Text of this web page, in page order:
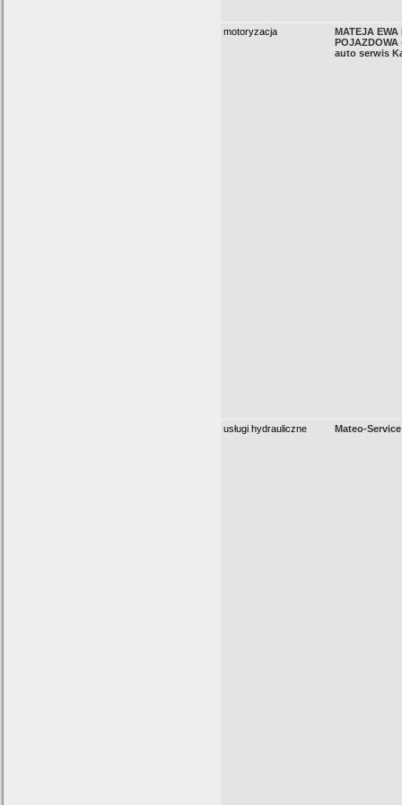
motoryzacja
MATEJA
auto serwis
usługi hydrauliczne Mateo-Service